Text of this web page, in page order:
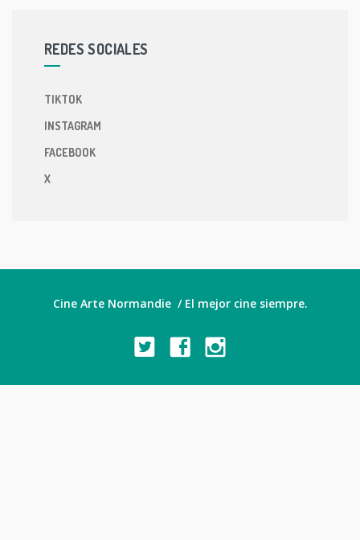
REDES SOCIALES
TIKTOK
INSTAGRAM
FACEBOOK
X
Cine Arte Normandie / El mejor cine siempre.